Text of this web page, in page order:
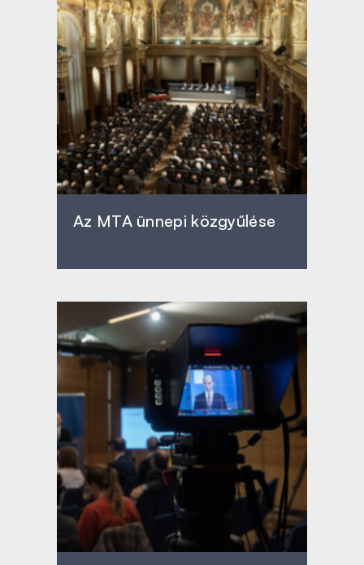
Az MTA ünnepi közgyűlése